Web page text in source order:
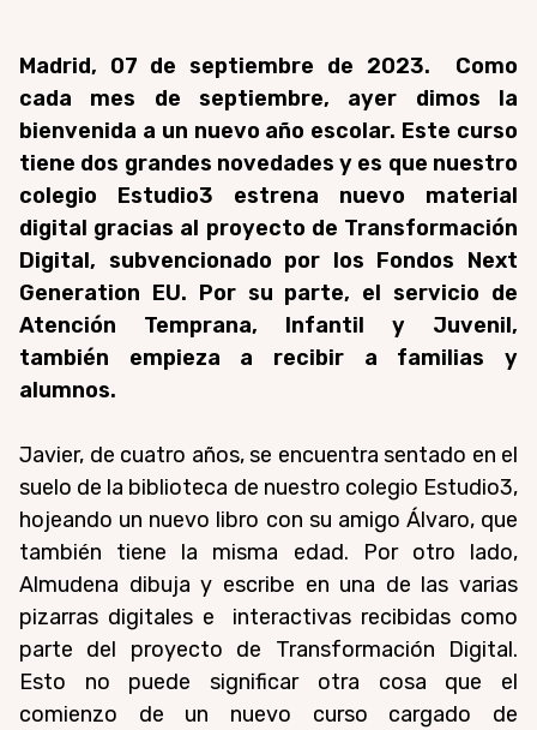
Madrid, 07 de septiembre de 2023.
Como
cada mes de septiembre, ayer dimos la
bienvenida a un nuevo año escolar. Este curso
tiene dos grandes novedades y es que nuestro
colegio Estudio3 estrena nuevo material
digital gracias al proyecto de Transformación
Digital, subvencionado por los Fondos Next
Generation EU. Por su parte, el servicio de
Atención Temprana, Infantil y Juvenil,
también empieza a recibir a familias y
alumnos.
Javier, de cuatro años, se encuentra sentado en el
suelo de la biblioteca de nuestro colegio Estudio3,
hojeando un nuevo libro con su amigo Álvaro, que
también tiene la misma edad. Por otro lado,
Almudena dibuja y escribe en una de las varias
pizarras digitales e interactivas recibidas como
parte del proyecto de Transformación Digital.
Esto no puede significar otra cosa que el
comienzo de un nuevo curso cargado de